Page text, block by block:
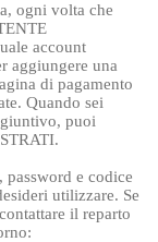
ogni volta che
account
aggiungere una
di pagamento
Quando sei
puoi
e codice
utilizzare. Se
il reparto